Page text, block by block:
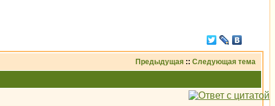
Предыдущая :: Следующая тема